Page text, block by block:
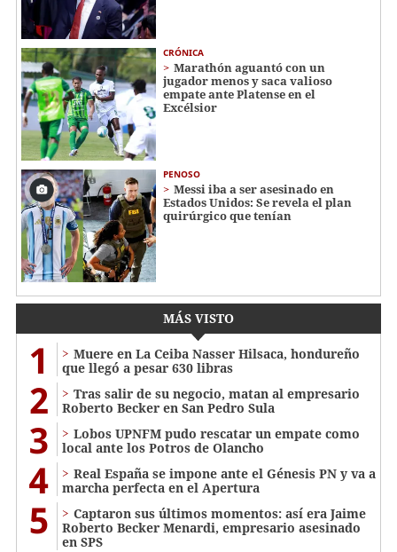
CRÓNICA
Marathón aguantó con un
jugador menos y saca valioso
empate ante Platense en el
Excélsior
PENOSO
Messi iba a ser asesinado en
Estados Unidos: Se revela el plan
quirúrgico que tenían
MÁS VISTO
1
Muere en La Ceiba Nasser Hilsaca, hondureño
que llegó a pesar 630 libras
2
Tras salir de su negocio, matan al empresario
Roberto Becker en San Pedro Sula
3
Lobos UPNFM pudo rescatar un empate como
local ante los Potros de Olancho
4
Real España se impone ante el Génesis PN y va a
marcha perfecta en el Apertura
5
Captaron sus últimos momentos: así era Jaime
Roberto Becker Menardi​​​, empresario asesinado
en SPS